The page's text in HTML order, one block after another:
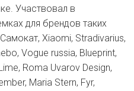
Участвовал в
для брендов таких
Xiaomi, Stradivarius,
Vogue russia, Blueprint,
Roma Uvarov Design,
Maria Stern, Fyr,